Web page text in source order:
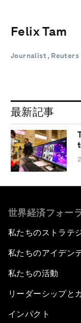
Felix Tam
Journalist , Reuters
最新記事
世界経済フォー
私たちのストラテ
私たちのアイデン
私たちの活動
リーダーシップと
インパクト